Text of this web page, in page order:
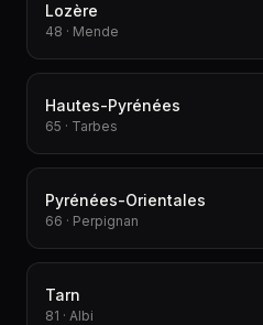
Lozère
48 · Mende
Hautes-Pyrénées
65 · Tarbes
Pyrénées-Orientales
66 · Perpignan
Tarn
81 · Albi